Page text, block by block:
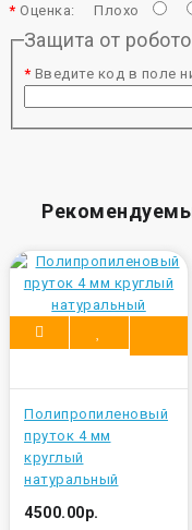
Оценка: Плохо
Защита от
Введите код в поле
Полипропиленовый
пруток 4 мм
круглый
натуральный
4500.00р.